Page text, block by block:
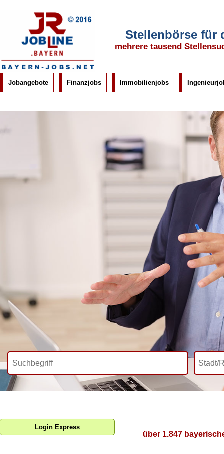
Stellenbörse für
mehrere tausend
Jobangebote Finanzjobs Immobilienjobs
über 1.847
Login Express